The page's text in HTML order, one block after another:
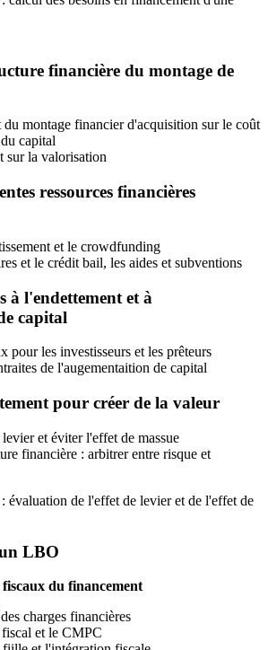
financière du montage de
montage financier d'acquisition sur le coût
capital
sur la valorisation
ressources financières
et le crowdfunding
et le crédit bail, les aides et subventions
à l'endettement et à
capital
pour les investisseurs et les prêteurs
de l'augementaition de capital
pour créer de la valeur
et éviter l'effet de massue
financière : arbitrer entre risque et
évaluation de l'effet de levier et de l'effet de
LBO
du financement
charges financières
et le CMPC